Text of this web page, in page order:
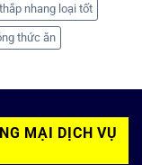
nhang loại tốt
thức ăn
MẠI DỊCH VỤ